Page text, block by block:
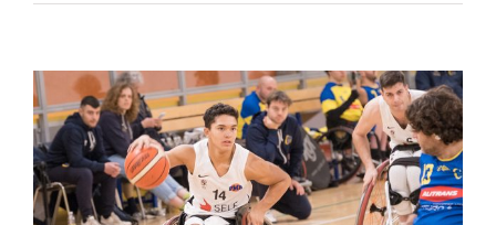
Ingrandisci
immagine